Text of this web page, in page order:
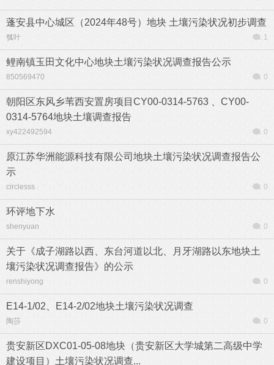
蓬安县中心城区（2024年48号）地块 土壤污染状况初步调查
瓠叶 1
鲤南镇玉田文化中心地块土壤污染状况调查报告公示
850569470 0
朝阳区东风乡苇西安置房项目CY00-0314-5763 、CY00-
0314-5764地块土壤调查报告
xy422492594 0
原江苏华洲能源科技有限公司地块土壤污染状况调查报告公
示
circlesss 0
环评地下水
shenyuan 0
关于《成子湖路以西、东台河道以北、月牙湖路以东地块土
壤污染状况调查报告》的公示
renshiyong 0
E14-1/02、E14-2/02地块土壤污染状况调查
陶莎 0
贵安新区DXC01-05-08地块（贵安新区大学城第二高级中学
建设项目）土壤污染状况调查...